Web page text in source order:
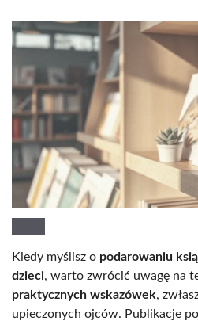
Kiedy myślisz o podarowaniu
dzieci, warto zwrócić uwagę na
praktycznych wskazówek,
upieczonych ojców. Publikacje